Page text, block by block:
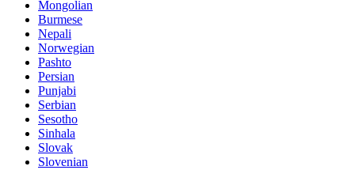
Mongolian
Burmese
Nepali
Norwegian
Pashto
Persian
Punjabi
Serbian
Sesotho
Sinhala
Slovak
Slovenian